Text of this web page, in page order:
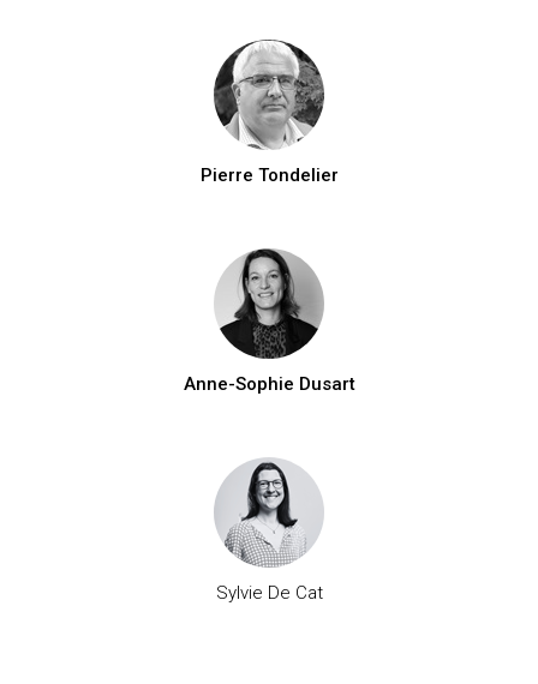
Pierre Tondelier
Anne-Sophie Dusart
Sylvie De Cat